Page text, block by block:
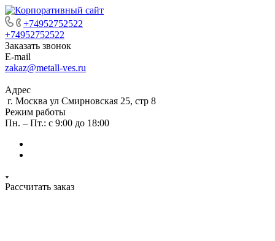
+74952752522
+74952752522
Заказать звонок
E-mail
zakaz@metall-ves.ru
Адрес
г. Москва ул Смирновская 25, стр 8
Режим работы
Пн. – Пт.: с 9:00 до 18:00
Рассчитать заказ